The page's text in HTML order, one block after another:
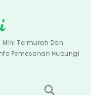
Termurah Dan
Pemesanan Hubungi